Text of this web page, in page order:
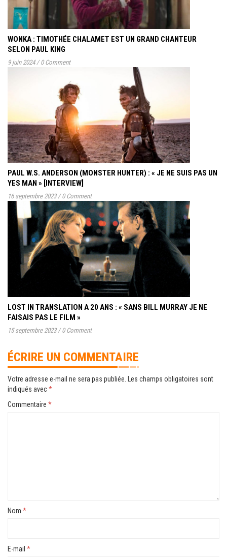
WONKA : TIMOTHÉE CHALAMET EST UN GRAND CHANTEUR
SELON PAUL KING
9 juin 2024 / 0 Comment
PAUL W.S. ANDERSON (MONSTER HUNTER) : « JE NE SUIS PAS UN
YES MAN » [INTERVIEW]
16 septembre 2023 / 0 Comment
LOST IN TRANSLATION A 20 ANS : « SANS BILL MURRAY JE NE
FAISAIS PAS LE FILM »
15 septembre 2023 / 0 Comment
ÉCRIRE UN COMMENTAIRE
Votre adresse e-mail ne sera pas publiée.
Les champs obligatoires sont
indiqués avec*
Commentaire *
Nom *
E-mail *